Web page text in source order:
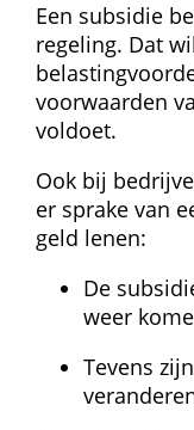
Een subsidie
regeling. Dat
voorwaarden
voldoet.
Ook bij
er sprake van
geld lenen:
De
weer
Tevens